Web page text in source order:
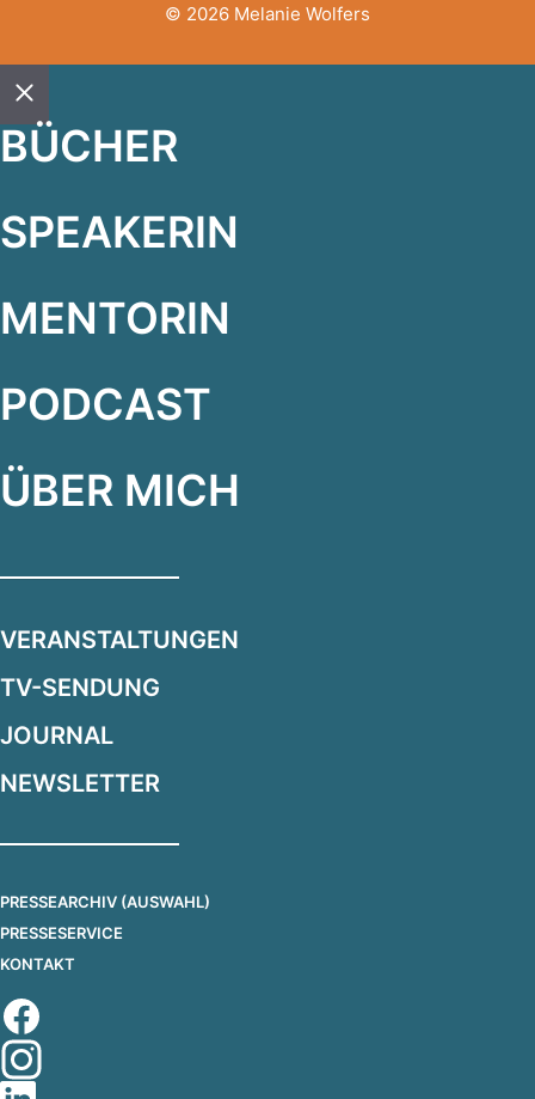
© 2026 Melanie Wolfers
Close
BÜCHER
SPEAKERIN
MENTORIN
PODCAST
ÜBER MICH
VERANSTALTUNGEN
TV-SENDUNG
JOURNAL
NEWSLETTER
PRESSEARCHIV (AUSWAHL)
PRESSESERVICE
KONTAKT